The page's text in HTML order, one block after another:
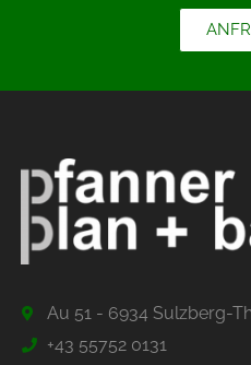
Au 51 - 6934 Sulzberg-
+43 55752 0131